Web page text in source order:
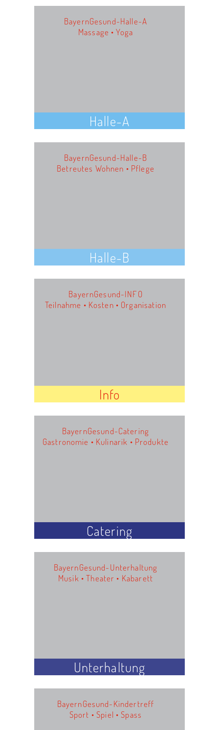
BayernGesund-Halle-A
Massage • Yoga
Halle-A
BayernGesund-Halle-B
Betreutes Wohnen • Pflege
Halle-B
BayernGesund-INFO
Teilnahme • Kosten • Organisation
Info
BayernGesund-Catering
Gastronomie • Kulinarik • Produkte
Catering
BayernGesund-Unterhaltung
Musik • Theater • Kabarett
Unterhaltung
BayernGesund-Kindertreff
Sport • Spiel • Spass